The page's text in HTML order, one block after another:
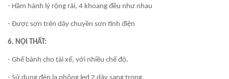
- Hầm hành lý rộng rãi, 4 khoang đều như nhau
- Được sơn trên dây chuyền sơn tĩnh điện
6. NỘI THẤT:
- Ghế bành cho tài xế, với nhiều chế độ.